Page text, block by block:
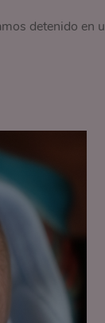
detenido en